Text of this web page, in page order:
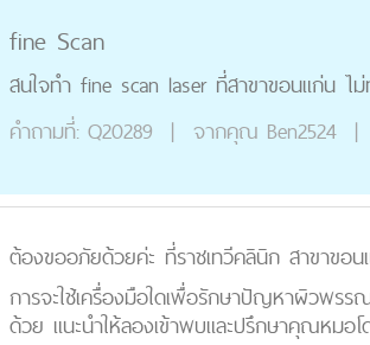
fine Scan
สนใจทำ fine scan laser ที่สาขาขอนแก่น ไม่
คำถามที่: Q20289 | จากคุณ Ben2524 |
ต้องขออภัยด้วยค่ะ ที่ราชเทวีคลินิก สาขาขอน
การจะใช้เครื่องมือใดเพื่อรักษาปัญหาผิว
ด้วย แนะนำให้ลองเข้าพบและปรึกษาคุณหมอโ